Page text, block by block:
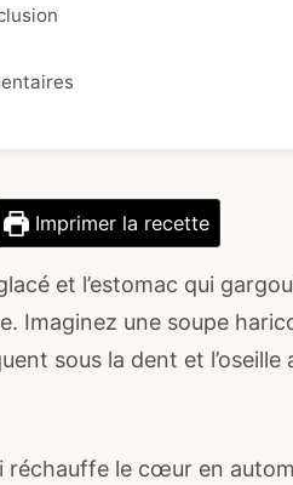
Imprimer la recette
et l’estomac qui
Imaginez une soupe
sous la dent et l’oseille
le cœur en